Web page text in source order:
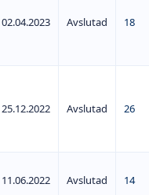
02.04.2023 Avslutad 18
25.12.2022 Avslutad 26
11.06.2022 Avslutad 14